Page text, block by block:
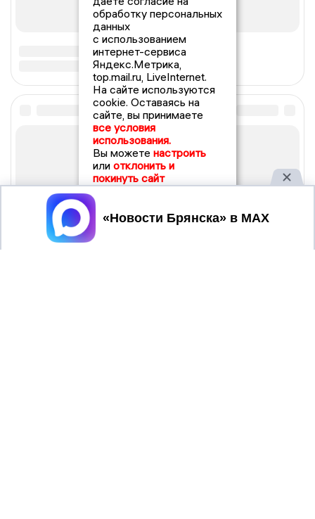
обработку персональных
данных
с использованием
интернет-сервиса
Яндекс.Метрика,
top.mail.ru, LiveInternet.
На сайте используются
cookie. Оставаясь на
сайте, вы принимаете
все условия
использования.
Вы можете настроить
или отклонить и
покинуть сайт
Принять